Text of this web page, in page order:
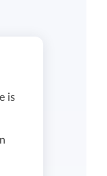
is